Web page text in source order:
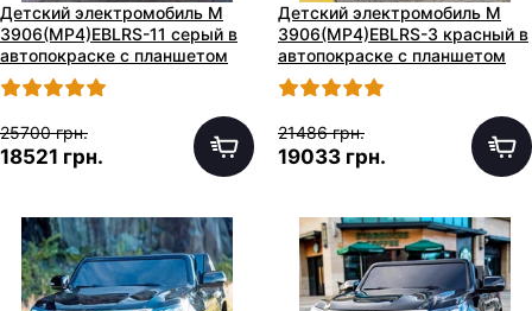
Детский электромобиль M
3906(MP4)EBLRS-11 серый в
автопокраске с планшетом
25700 грн.
18521 грн.
Детский электромобиль M
3906(MP4)EBLRS-3 красный в
автопокраске с планшетом
21486 грн.
19033 грн.